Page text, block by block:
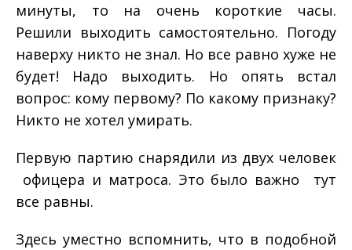
минуты, то на очень короткие часы.
Решили выходить самостоятельно. Погоду
наверху никто не знал. Но все равно хуже не
будет! Надо выходить. Но опять встал
вопрос: кому первому? По какому признаку?
Никто не хотел умирать.
Первую партию снарядили из двух человек
­ офицера и матроса. Это было важно ­ тут
все равны.
Здесь уместно вспомнить, что в подобной